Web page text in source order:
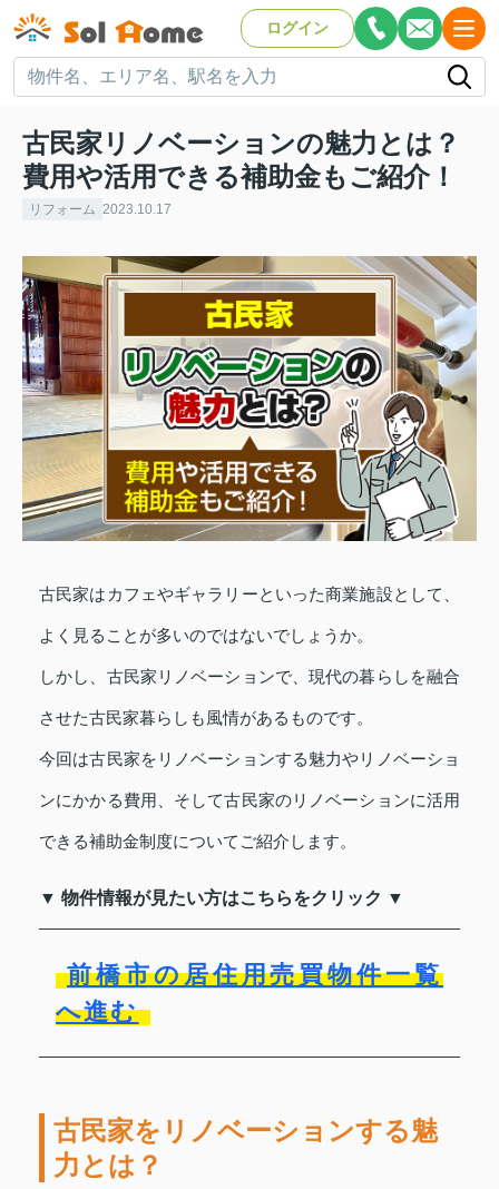
ログイン
古民家リノベーションの魅力とは？
費用や活用できる補助金もご紹介！
リフォーム 2023.10.17
古民家はカフェやギャラリーといった商業施設として、
よく見ることが多いのではないでしょうか。
しかし、古民家リノベーションで、現代の暮らしを融合
させた古民家暮らしも風情があるものです。
今回は古民家をリノベーションする魅力やリノベーショ
ンにかかる費用、そして古民家のリノベーションに活用
できる補助金制度についてご紹介します。
▼ 物件情報が見たい方はこちらをクリック ▼
前橋市の居住用売買物件一覧
へ進む
古民家をリノベーションする魅
力とは？